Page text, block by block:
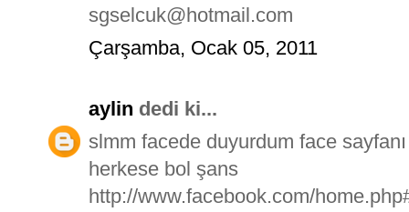
sgselcuk@hotmail.com
Çarşamba, Ocak 05, 2011
aylin dedi ki...
slmm facede duyurdum face
herkese bol şans
http://www.facebook.com/